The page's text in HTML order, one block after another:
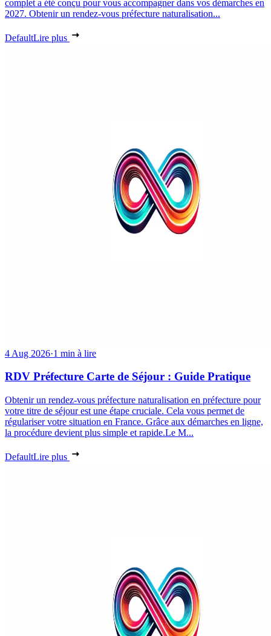
complet a été conçu pour vous accompagner dans vos démarches en
2027. Obtenir un rendez-vous préfecture naturalisation...
DefaultLire plus
4 Aug 2026·1 min à lire
RDV Préfecture Carte de Séjour : Guide Pratique
Obtenir un rendez-vous préfecture naturalisation en préfecture pour
votre titre de séjour est une étape cruciale. Cela vous permet de
régulariser votre situation en France. Grâce aux démarches en ligne,
la procédure devient plus simple et rapide.Le M...
DefaultLire plus